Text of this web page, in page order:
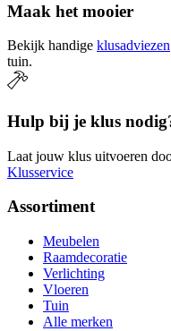
Maak het mooier
Bekijk handige klusadviezen
tuin.
Hulp bij je klus
Laat jouw klus uitvoeren
Klusservice
Assortiment
Meubelen
Raamdecoratie
Verlichting
Vloeren
Tuin
Alle merken